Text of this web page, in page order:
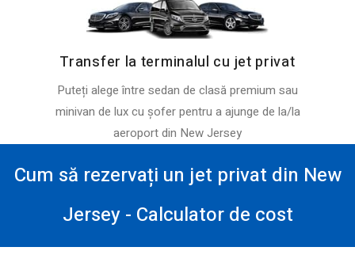
Transfer la terminalul cu jet privat
Puteți alege între sedan de clasă premium sau
minivan de lux cu șofer pentru a ajunge de la/la
aeroport din New Jersey
Cum să rezervați un jet privat din New
Jersey - Calculator de cost